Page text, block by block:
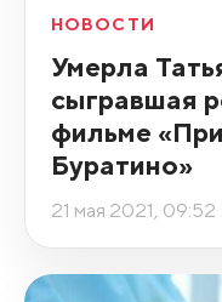
НОВОСТИ
Умерла
сыгравшая
фильме
Буратино»
21 мая 2021, 09:52